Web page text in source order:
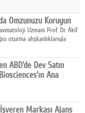
Omzunuzu Koruyun
Uzmanı Prof. Dr. Akif
oturma alışkanlıklarıyla
ABD'de Dev Satın
Ana
satın alma hamlesini
Markası Ajans